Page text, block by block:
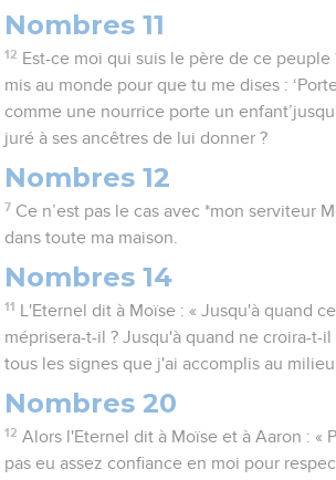
Nombres 11
12 Est-ce moi qui suis le père de ce peuple
mis au monde pour que tu me dises :
comme une nourrice porte un
juré à ses ancêtres de lui donner ?
Nombres 12
7 Ce n’est pas le cas avec *mon serviteur
dans toute ma maison.
Nombres 14
11
L'Eternel dit à Moïse : « Jusqu'à quand
méprisera-t-il ? Jusqu'à quand ne croira-t-
tous les signes que j'ai accomplis au
Nombres 20
12 Alors l'Eternel dit à Moïse et à Aaron : «
pas eu assez confiance en moi pour